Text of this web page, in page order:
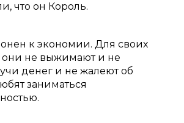
что он Король.
к экономии.Для своих
они не выжимают и не
денег и не жалеют об
заниматься